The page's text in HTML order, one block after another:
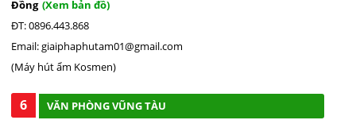
Đồng (Xem bản đồ)
ĐT: 0896.443.868
Email: giaiphaphutam01@gmail.com
(Máy hút ẩm Kosmen)
6 VĂN PHÒNG VŨNG TÀU